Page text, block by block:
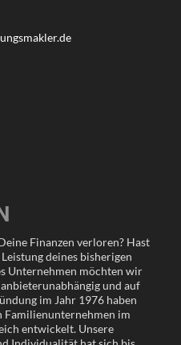
Finanzen verloren? Hast
deines bisherigen
Unternehmen möchten wir
und auf
im Jahr 1976 haben
Familienunternehmen im
entwickelt. Unsere